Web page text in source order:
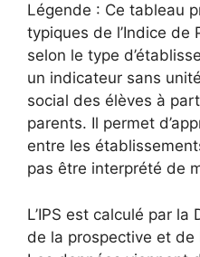
Légende : Ce tableau
typiques de l’Indice de
selon le type
un indicateur sans
social des élèves à
parents. Il permet
entre les
pas être interprété de
L’IPS est calculé par la
de la prospective et de